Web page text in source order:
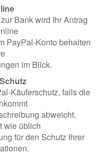
Bank wird Ihr Antrag
PayPal-Konto behalten
im Blick.
Käuferschutz, falls die
abweicht.
wie üblich
für den Schutz Ihrer